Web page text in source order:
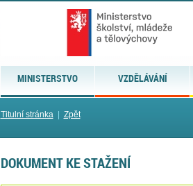
MINISTERSTVO VZDĚLÁVÁNÍ
Titulní stránka| Zpět
DOKUMENT KE STAŽENÍ